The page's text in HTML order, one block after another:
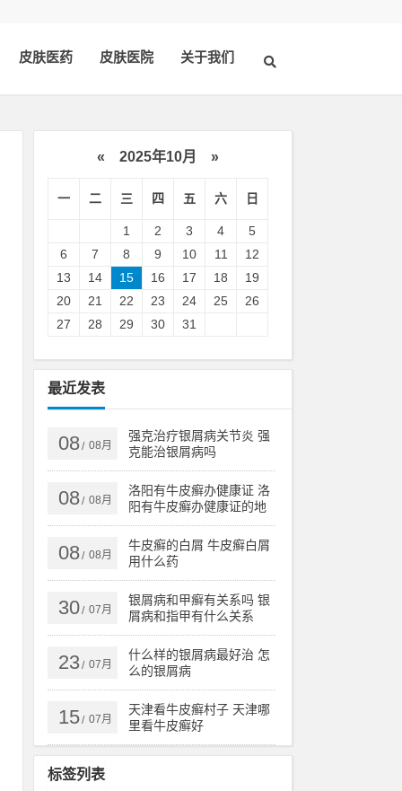
皮肤医药 皮肤医院 关于我们
« 2025年10月 »
一 二 三 四 五 六 日
1 2 3 4
5
6
7 8 9 10 11
12
13
14 15 16 17 18
19
20
21 22 23 24 25
26
27
28 29 30 31
最近发表
08/ 08月
强克治疗银屑病关节炎 强
克能治银屑病吗
08/ 08月
洛阳有牛皮癣办健康证 洛
阳有牛皮癣办健康证的地
方吗
08/ 08月
牛皮癣的白屑 牛皮癣白屑
用什么药
30/ 07月
银屑病和甲癣有关系吗 银
屑病和指甲有什么关系
23/ 07月
什么样的银屑病最好治 怎
么的银屑病
15/ 07月
天津看牛皮癣村子 天津哪
里看牛皮癣好
标签列表